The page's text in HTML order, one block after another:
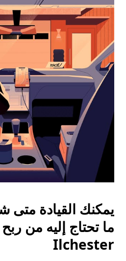
التقويم
التاريخ.
اضغط
على
زر
الخروج
لإغلاق
التقويم.
يمكنك القيادة متى
ما تحتاج إليه من
Ilchester